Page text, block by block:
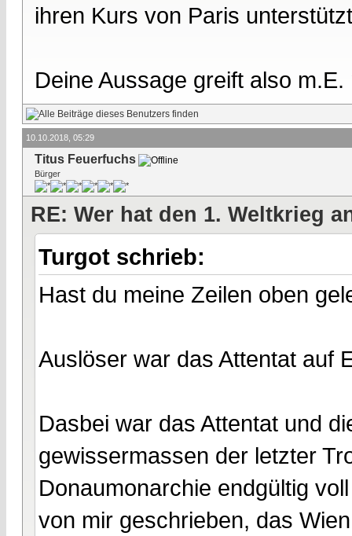
ihren Kurs von Paris
Deine Aussage greift also
10.10.2018, 05:29
Titus Feuerfuchs
Bürger
RE: Wer hat den 1. Weltkrieg
Turgot schrieb:
Hast du meine Zeilen oben
Auslöser war das Attentat auf
Dasbei war das Attentat und
gewissermassen der letzter
Donaumonarchie endgültig
von mir geschrieben, das